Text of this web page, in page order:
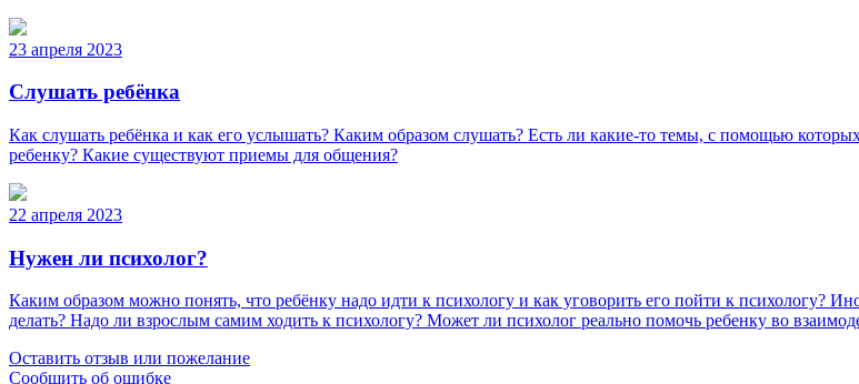
23 апреля 2023
Слушать ребёнка
Как слушать ребёнка и как его услышать? Каким образом слушать? Есть ли какие-то темы, с помощью
ребенку? Какие существуют приемы для общения?
22 апреля 2023
Нужен ли психолог?
Каким образом можно понять, что ребёнку надо идти к психологу и как уговорить его пойти к психологу?
делать? Надо ли взрослым самим ходить к психологу? Может ли психолог реально помочь ребенку во
Оставить отзыв или пожелание
Сообщить об ошибке